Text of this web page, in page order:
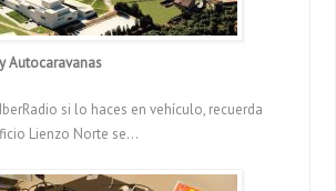
Autocaravanas
si lo haces en vehículo, recuerda
Lienzo Norte se...